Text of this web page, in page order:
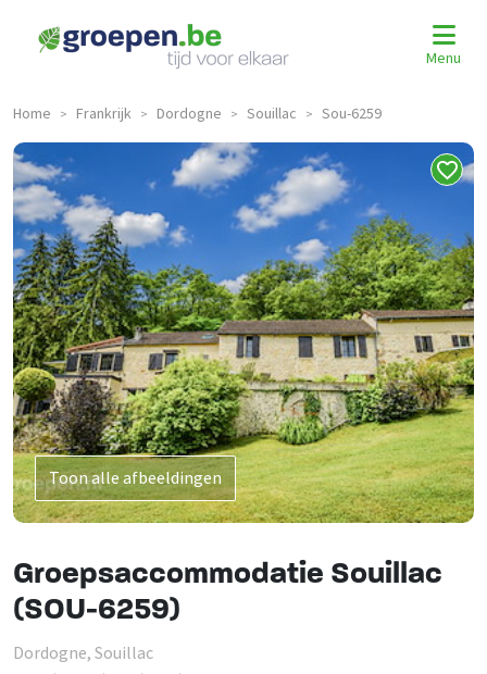
Menu
Home > Frankrijk > Dordogne > Souillac > Sou-6259
Toon alle afbeeldingen
Groepsaccommodatie Souillac
(SOU-6259)
Dordogne, Souillac